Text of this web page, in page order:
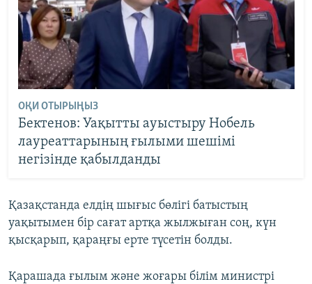
ОҚИ ОТЫРЫҢЫЗ
Бектенов: Уақытты ауыстыру Нобель
лауреаттарының ғылыми шешімі
негізінде қабылданды
Қазақстанда елдің шығыс бөлігі батыстың
уақытымен бір сағат артқа жылжыған соң, күн
қысқарып, қараңғы ерте түсетін болды.
Қарашада ғылым және жоғары білім министрі